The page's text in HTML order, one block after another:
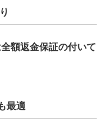
額返金保証の付いて
最適